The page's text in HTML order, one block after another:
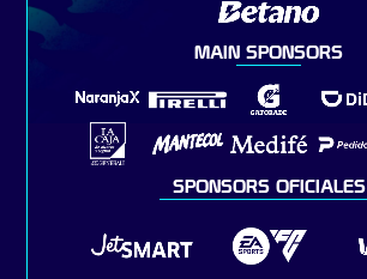
MAIN SPONSORS
SPONSORS OFICIALES